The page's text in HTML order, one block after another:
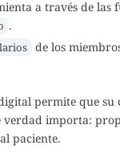
a través de las
.
de los
permite que su
verdad importa:
paciente.